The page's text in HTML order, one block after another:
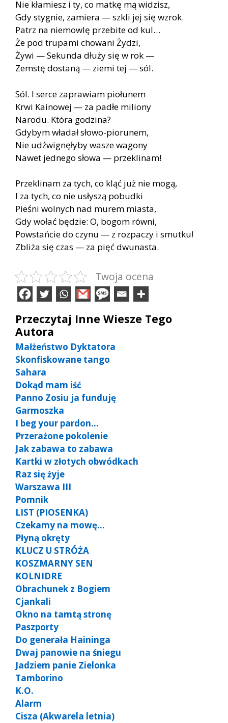
Nie kłamiesz i ty, co matkę mą widzisz,
Gdy stygnie, zamiera — szkli jej się wzrok.
Patrz na niemowlę przebite od kul…
Że pod trupami chowani Żydzi,
Żywi — Sekunda dłuży się w rok —
Zemstę dostaną — ziemi tej — sól.
Sól. I serce zaprawiam piołunem
Krwi Kainowej — za padłe miliony
Narodu. Która godzina?
Gdybym władał słowo-piorunem,
Nie udźwignęłyby wasze wagony
Nawet jednego słowa — przeklinam!
Przeklinam za tych, co kląć już nie mogą,
I za tych, co nie usłyszą pobudki
Pieśni wolnych nad murem miasta,
Gdy wołać będzie: O, bogom równi,
Powstańcie do czynu — z rozpaczy i smutku!
Zbliża się czas — za pięć dwunasta.
Twoja ocena
Przeczytaj Inne Wiesze Tego
Autora
Małżeństwo Dyktatora
Skonfiskowane tango
Sahara
Dokąd mam iść
Panno Zosiu ja funduję
Garmoszka
I beg your pardon…
Przerażone pokolenie
Jak zabawa to zabawa
Kartki w złotych obwódkach
Raz się żyje
Warszawa III
Pomnik
LIST (PIOSENKA)
Czekamy na mowę…
Płyną okręty
KLUCZ U STRÓŻA
KOSZMARNY SEN
KOLNIDRE
Obrachunek z Bogiem
Cjankali
Okno na tamtą stronę
Paszporty
Do generała Haininga
Dwaj panowie na śniegu
Jadziem panie Zielonka
Tamborino
K.O.
Alarm
Cisza (Akwarela letnia)